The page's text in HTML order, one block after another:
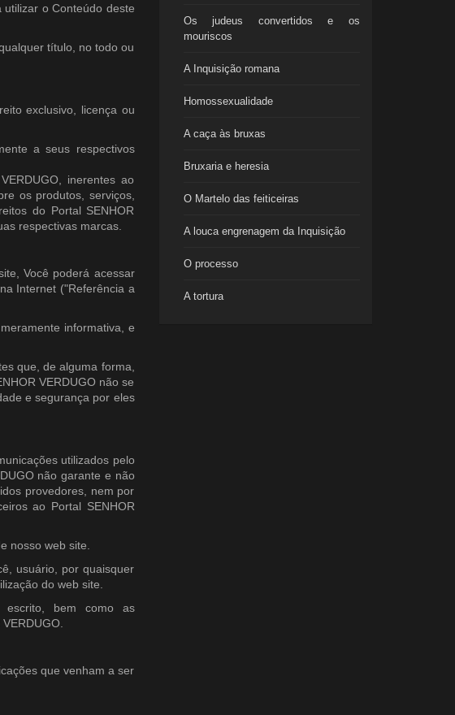
o Conteúdo deste
título, no todo ou
exclusivo, licença ou
a seus respectivos
inerentes ao
os produtos, serviços,
do Portal SENHOR
respectivas marcas.
Você poderá acessar
Internet ("Referência a
informativa, e
que, de alguma forma,
VERDUGO não se
e segurança por eles
utilizados pelo
não garante e não
provedores, nem por
ao Portal SENHOR
nosso web site.
usuário, por quaisquer
do web site.
escrito, bem como as
que venham a ser
Os judeus convertidos e os
mouriscos
A Inquisição romana
Homossexualidade
A caça às bruxas
Bruxaria e heresia
O Martelo das feiticeiras
A louca engrenagem da Inquisição
O processo
A tortura